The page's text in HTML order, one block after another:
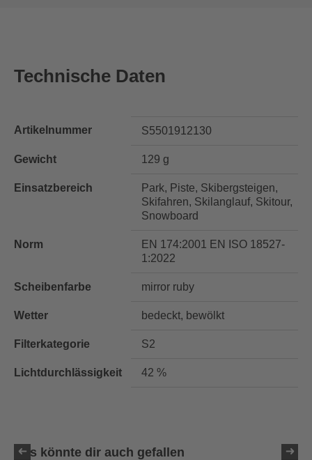
Technische Daten
Artikelnummer S5501912130
Gewicht 129 g
Einsatzbereich
Park, Piste, Skibergsteigen,
Skifahren, Skilanglauf, Skitour,
Snowboard
Norm
EN 174:2001 EN ISO 18527-
1:2022
Scheibenfarbe mirror ruby
Wetter bedeckt, bewölkt
Filterkategorie S2
Lichtdurchlässigkeit 42 %
Das könnte dir auch gefallen